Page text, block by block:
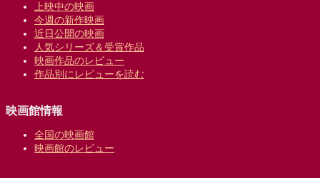
上映中の映画
今週の新作映画
近日公開の映画
人気シリーズ＆受賞作品
映画作品のレビュー
作品別にレビューを読む
映画館情報
全国の映画館
映画館のレビュー